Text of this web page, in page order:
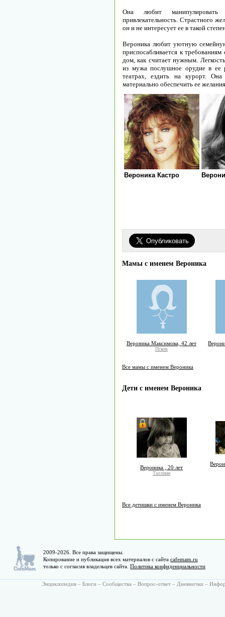
Она любит
привлекательность. Страстного
он и не интересует ее в такой
Вероника любит уютную
приспосабливается к
дом, как считает нужным.
из мужа послушное орудие в ее
театрах, ездить на курорт.
материально обеспечить ее
Вероника Кастро
Мамы с именем Вероника
Вероника Максимова, 42 лет
Псков
Все мамы с именем Вероника
Дети с именем Вероника
Вероника , 20 лет
Таллинн
Все детишки с именем Вероника
2009-2026. Все права защищены.
Копирование и публикация всех материалов с сайта cafemam.ru
только с согласия владельцев сайта. Политика конфиденциальности
Энциклопедия – Блоги – Сообщества – Вопрос-ответ – Дневнички –